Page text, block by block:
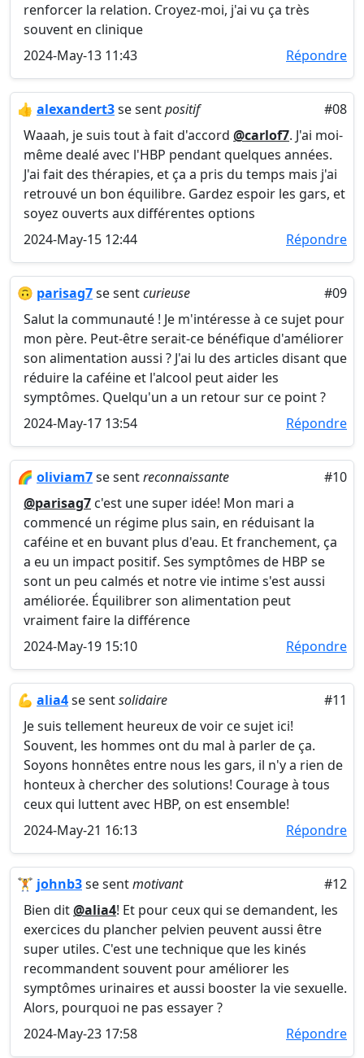
renforcer la relation. Croyez-moi, j'ai vu ça très
souvent en clinique
2024-May-13 11:43
Répondre
👍 alexandert3se sentpositif
#08
Waaah, je suis tout à fait d'accord @carlof7. J'ai moi-
même dealé avec l'HBP pendant quelques années.
J'ai fait des thérapies, et ça a pris du temps mais j'ai
retrouvé un bon équilibre. Gardez espoir les gars, et
soyez ouverts aux différentes options
2024-May-15 12:44
Répondre
🙃 parisag7se sentcurieuse
#09
Salut la communauté ! Je m'intéresse à ce sujet pour
mon père. Peut-être serait-ce bénéfique d'améliorer
son alimentation aussi ? J'ai lu des articles disant que
réduire la caféine et l'alcool peut aider les
symptômes. Quelqu'un a un retour sur ce point ?
2024-May-17 13:54
Répondre
🌈 oliviam7se sentreconnaissante
#10
@parisag7 c'est une super idée! Mon mari a
commencé un régime plus sain, en réduisant la
caféine et en buvant plus d'eau. Et franchement, ça
a eu un impact positif. Ses symptômes de HBP se
sont un peu calmés et notre vie intime s'est aussi
améliorée. Équilibrer son alimentation peut
vraiment faire la différence
2024-May-19 15:10
Répondre
💪 alia4se sentsolidaire
#11
Je suis tellement heureux de voir ce sujet ici!
Souvent, les hommes ont du mal à parler de ça.
Soyons honnêtes entre nous les gars, il n'y a rien de
honteux à chercher des solutions! Courage à tous
ceux qui luttent avec HBP, on est ensemble!
2024-May-21 16:13
Répondre
🏋️ johnb3se sentmotivant
#12
Bien dit@alia4! Et pour ceux qui se demandent, les
exercices du plancher pelvien peuvent aussi être
super utiles. C'est une technique que les kinés
recommandent souvent pour améliorer les
symptômes urinaires et aussi booster la vie sexuelle.
Alors, pourquoi ne pas essayer ?
2024-May-23 17:58
Répondre